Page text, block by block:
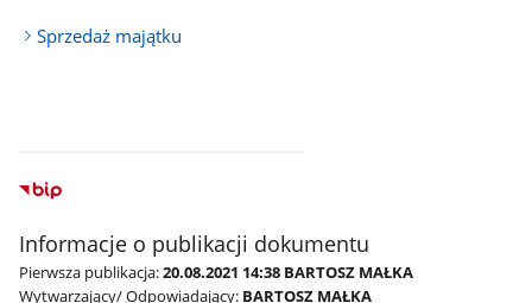
Sprzedaż majątku
Informacje o publikacji dokumentu
Pierwsza publikacja:20.08.2021 14:38 BARTOSZ MAŁKA
Wytwarzający/ Odpowiadający: BARTOSZ MAŁKA